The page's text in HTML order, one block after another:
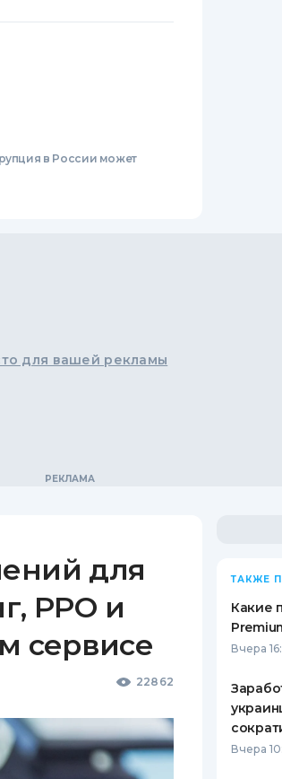
в России может
для вашей рекламы
для
РРО и
сервисе
22862
ТАКЖЕ
Какие
Вчера
Вчера